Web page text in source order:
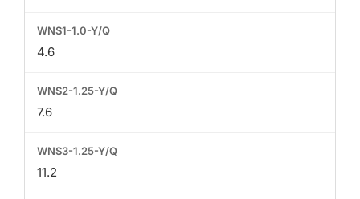
4.6
7.6
11.2